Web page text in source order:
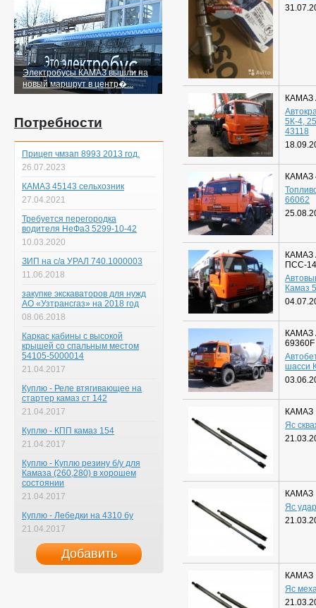
Электробусы КАМАЗ вышли на
новый маршрут в центр�...
Потребности
Прицеп чмзап 8993 2013 год.
26.07.2023
КАМАЗ 45143 сельхозник
27.04.2021
Требуется перегородка
водителя НеФаЗ 5299-10-42
10.03.2020
ЗИП на с/а УРАЛ 740.1000003
11.06.2018
закупке экскаваторов для нужд
АО «Узтрансгаз» на 2018 год
08.06.2018
Каркас кабины с высокой
крышей со спальным местом
54105-5000014
21.04.2017
Куплю - Реле втягивающее на
стартер камаз ст 142
21.04.2017
Куплю - КПП камаз 154
21.04.2017
Куплю - Куплю резину б/у для
Камаза (260,280) в хорошем
состоянии
21.04.2017
Куплю - Лебедки на 4310 бу
21.04.2017
Добавить
КАМАЗ
5К-4,
43118
КАМАЗ
66062
КАМАЗ
ПСС-
Камаз
КАМАЗ
шасси
Яс
Яс
Яс